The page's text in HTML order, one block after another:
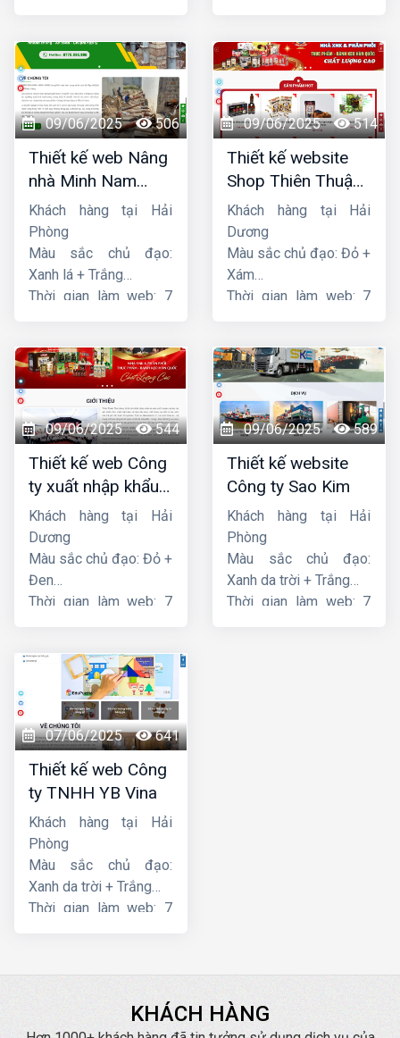
09/06/2025 506
Thiết kế web Nâng
nhà Minh Nam
Hoàng
Khách hàng tại Hải
Phòng
Màu sắc chủ đạo:
Xanh lá + Trắng
Thời gian làm web: 7
09/06/2025 514
Thiết kế website
Shop Thiên Thuận
Phát
Khách hàng tại Hải
Dương
Màu sắc chủ đạo: Đỏ +
Xám
Thời gian làm web: 7
09/06/2025 544
Thiết kế web Công
ty xuất nhập khẩu
Thiên Thuận Phát
Khách hàng tại Hải
Dương
Màu sắc chủ đạo: Đỏ +
Đen
Thời gian làm web: 7
09/06/2025 589
Thiết kế website
Công ty Sao Kim
Khách hàng tại Hải
Phòng
Màu sắc chủ đạo:
Xanh da trời + Trắng
Thời gian làm web: 7
07/06/2025 641
Thiết kế web Công
ty TNHH YB Vina
Khách hàng tại Hải
Phòng
Màu sắc chủ đạo:
Xanh da trời + Trắng
Thời gian làm web: 7
KHÁCH HÀNG